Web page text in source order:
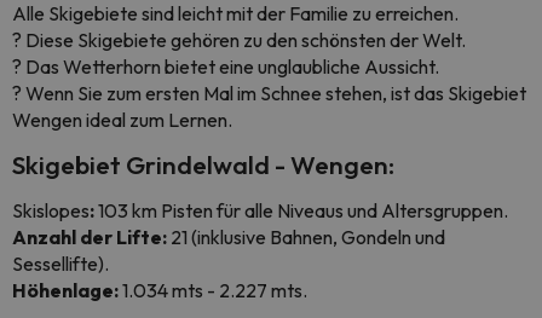
Alle Skigebiete sind leicht mit der Familie zu erreichen.
? Diese Skigebiete gehören zu den schönsten der Welt.
? Das Wetterhorn bietet eine unglaubliche Aussicht.
? Wenn Sie zum ersten Mal im Schnee stehen, ist das Skigebiet
Wengen ideal zum Lernen.
Skigebiet Grindelwald - Wengen:
Skislopes:103 km Pisten für alle Niveaus und Altersgruppen.
Anzahl der Lifte: 21 (inklusive Bahnen, Gondeln und
Sessellifte).
Höhenlage:1.034 mts - 2.227 mts.